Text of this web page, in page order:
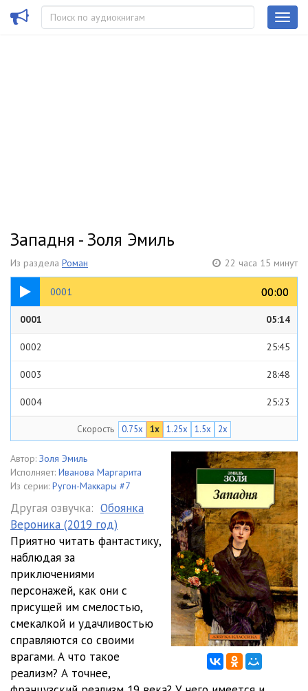
Западня - Золя Эмиль
Из раздела Роман 22 часа 15 минут
0001 00:00
00:00
05:14
0001 05:14
0002 25:45
0003 28:48
0004 25:23
0006 25:44
0007 20:28
0008 14:35
0009 28:52
25:04
0011 28:47
0012 22:39
0013 27:10
0014
Скорость 0.75x 1x 1.25x 1.5x 2x
Автор: Золя Эмиль
Исполняет: Иванова Маргарита
Из серии: Ругон-Маккары #7
Другая озвучка: Обоянка
Вероника (2019 год)
Приятно читать фантастику,
наблюдая за
приключениями
персонажей, как они с
присущей им смелостью,
смекалкой и удачливостью
справляются со своими
врагами. А что такое
реализм? А точнее,